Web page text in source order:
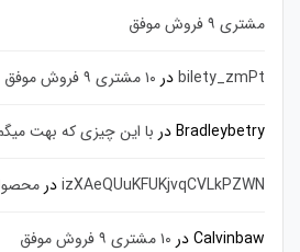
مشتری ۹ فروش موفق
bilety_zmPtدر ۱۰ مشتری ۹ فروش موفق
Bradleybetryدر با این چیزی که بهت
izXAeQUuKFUKjvqCVLkPZWNدر
Calvinbawدر ۱۰ مشتری ۹ فروش موفق